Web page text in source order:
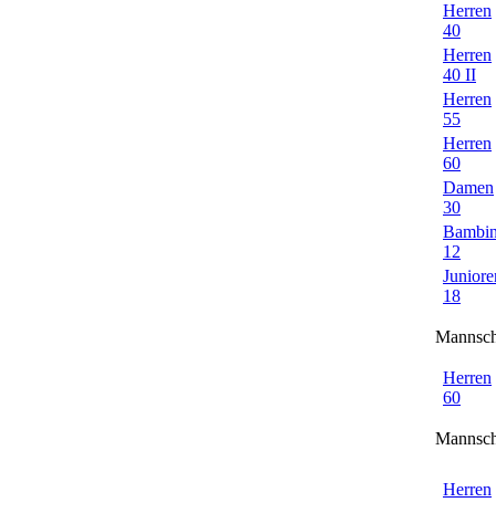
Herren
40
Herren
40 II
Herren
55
Herren
60
Damen
30
12
18
Herren
60
Herren